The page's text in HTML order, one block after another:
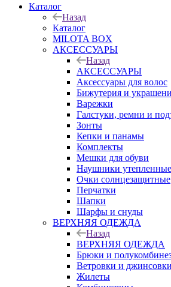
Каталог
Назад
Каталог
MILOTA BOX
АКСЕССУАРЫ
Назад
АКСЕССУАРЫ
Аксессуары для волос
Бижутерия и
Варежки
Галстуки, ремни и
Зонты
Кепки и панамы
Комплекты
Мешки для обуви
Наушники утепленные
Очки солнцезащитные
Перчатки
Шапки
Шарфы и снуды
ВЕРХНЯЯ ОДЕЖДА
Назад
ВЕРХНЯЯ ОДЕЖДА
Брюки и
Ветровки и джинсовки
Жилеты